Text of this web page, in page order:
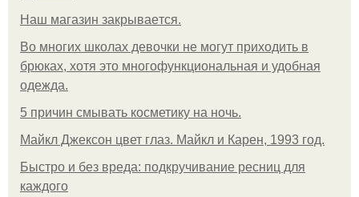
Нaш магaзин зaкрывaeтся.
Во многих школах девочки не могут приходить в
брюках, хотя это многофункциональная и удобная
одежда.
5 причин смывать косметику на ночь.
Майкл Джексон цвет глаз. Майкл и Карен, 1993 год.
Быстро и без вреда: подкручивание ресниц для
каждого